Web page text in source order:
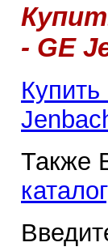
- GE
Также